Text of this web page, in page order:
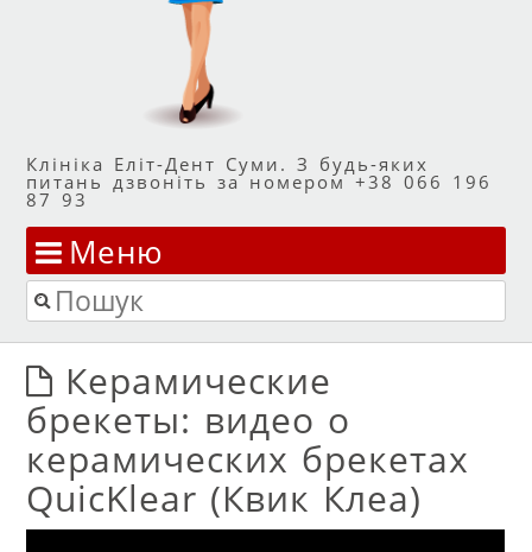
Клініка Еліт-Дент Суми. З будь-яких
питань дзвоніть за номером +38 066 196
87 93
Меню
Перейти до змісту
Пошук
Керамические
брекеты: видео о
керамических брекетах
QuicKlear (Квик Клеа)